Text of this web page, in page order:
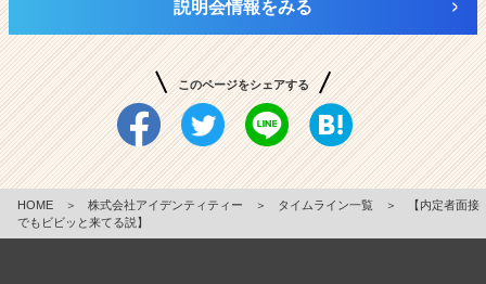
説明会情報をみる
このページをシェアする
HOME ＞ 株式会社アイデンティティー ＞ タイムライン一覧 ＞
【内定者面接
でもビビッと来てる説】